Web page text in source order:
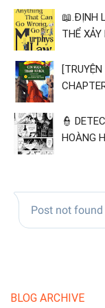
📖.ĐỊNH
THỂ XẢY
👮
HOÀNG
BLOG ARCHIVE